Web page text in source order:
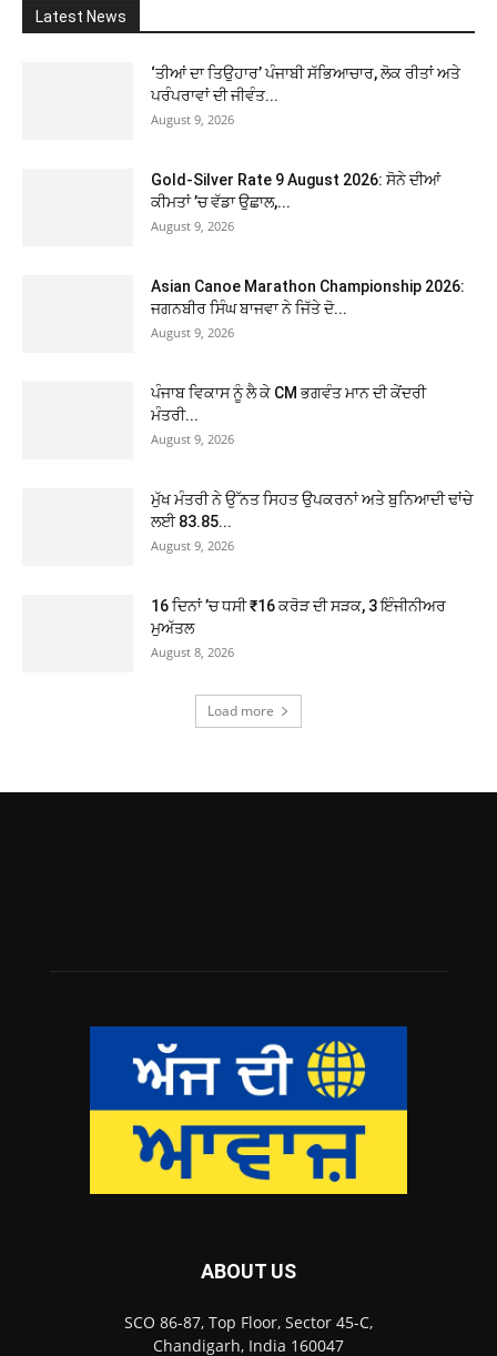
Latest News
‘ਤੀਆਂ ਦਾ ਤਿਉਹਾਰ’ ਪੰਜਾਬੀ ਸੱਭਿਆਚਾਰ, ਲੋਕ ਰੀਤਾਂ ਅਤੇ
ਪਰੰਪਰਾਵਾਂ ਦੀ ਜੀਵੰਤ...
August 9, 2026
Gold-Silver Rate 9 August 2026: ਸੋਨੇ ਦੀਆਂ
ਕੀਮਤਾਂ ’ਚ ਵੱਡਾ ਉਛਾਲ,...
August 9, 2026
Asian Canoe Marathon Championship 2026:
ਜਗਨਬੀਰ ਸਿੰਘ ਬਾਜਵਾ ਨੇ ਜਿੱਤੇ ਦੋ...
August 9, 2026
ਪੰਜਾਬ ਵਿਕਾਸ ਨੂੰ ਲੈ ਕੇ CM ਭਗਵੰਤ ਮਾਨ ਦੀ ਕੇਂਦਰੀ
ਮੰਤਰੀ...
August 9, 2026
ਮੁੱਖ ਮੰਤਰੀ ਨੇ ਉੱਨਤ ਸਿਹਤ ਉਪਕਰਨਾਂ ਅਤੇ ਬੁਨਿਆਦੀ ਢਾਂਚੇ
ਲਈ 83.85...
August 9, 2026
16 ਦਿਨਾਂ ’ਚ ਧਸੀ ₹16 ਕਰੋੜ ਦੀ ਸੜਕ, 3 ਇੰਜੀਨੀਅਰ
ਮੁਅੱਤਲ
August 8, 2026
Load more
ABOUT US
SCO 86-87, Top Floor, Sector 45-C,
Chandigarh, India 160047